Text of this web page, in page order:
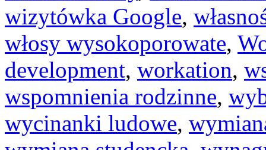
wizytówka Google,
włosy wysokoporowate,
development, workation,
wspomnienia rodzinne,
wycinanki ludowe,